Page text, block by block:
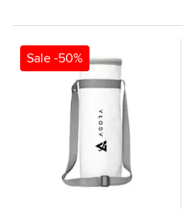
Sale -50%